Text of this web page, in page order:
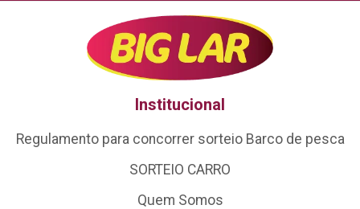
Institucional
Regulamento para concorrer sorteio Barco de pesca
SORTEIO CARRO
Quem Somos